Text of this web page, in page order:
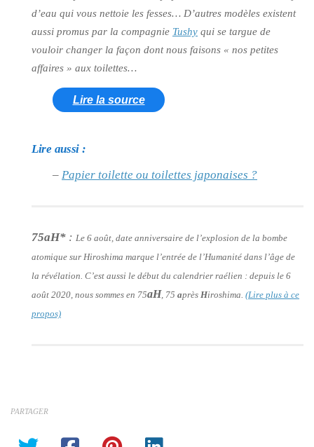
d’eau qui vous nettoie les fesses… D’autres modèles existent
aussi promus par la compagnie Tushy qui se targue de
vouloir changer la façon dont nous faisons « nos petites
affaires » aux toilettes…
Lire la source
Lire aussi :
– Papier toilette ou toilettes japonaises ?
75aH* : Le 6 août, date anniversaire de l’explosion de la bombe
atomique sur Hiroshima marque l’entrée de l’Humanité dans l’âge de
la révélation. C’est aussi le début du calendrier raélien : depuis le 6
août 2020, nous sommes en 75aH, 75 après Hiroshima. (Lire plus à ce
propos)
PARTAGER